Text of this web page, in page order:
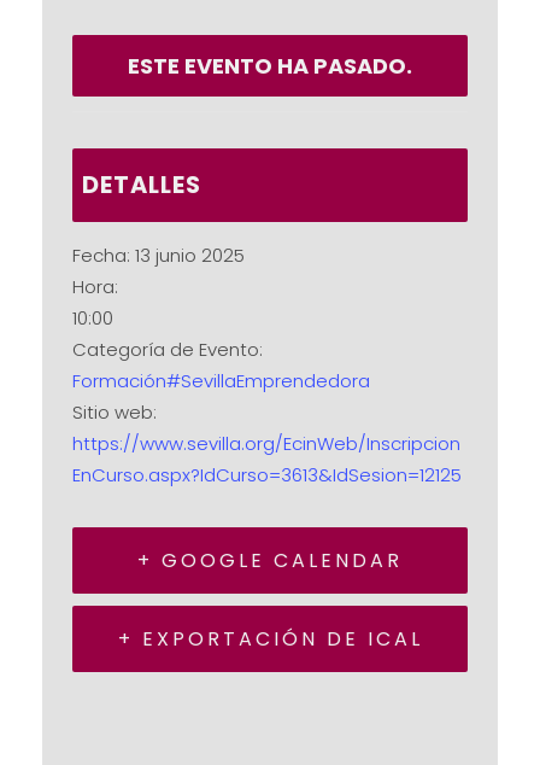
ESTE EVENTO HA PASADO.
DETALLES
Fecha: 13 junio 2025
Hora:
10:00
Categoría de Evento:
Formación#SevillaEmprendedora
Sitio web:
https://www.sevilla.org/EcinWeb/Inscripcion
EnCurso.aspx?IdCurso=3613&IdSesion=12125
+ GOOGLE CALENDAR
+ EXPORTACIÓN DE ICAL